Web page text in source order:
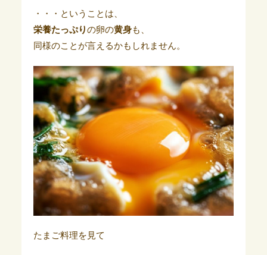
・・・ということは、
栄養たっぷりの卵の黄身も、
同様のことが言えるかもしれません。
たまご料理を見て